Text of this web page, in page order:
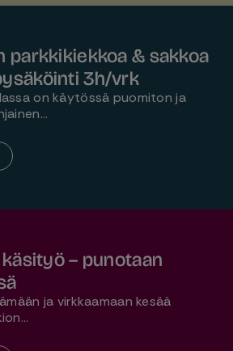
parkkikiekkoa & sakkoa
3h/vrk
on käytössä puomiton ja
– punotaan
ja virkkaamaan kesää